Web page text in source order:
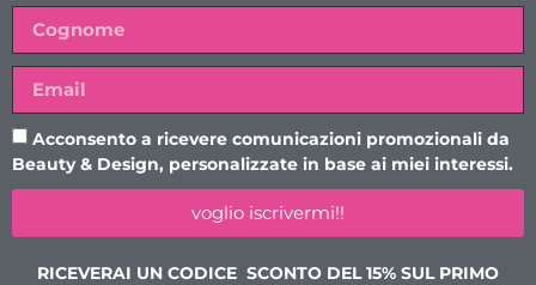
Acconsento a ricevere comunicazioni promozionali da
Beauty & Design, personalizzate in base ai miei interessi.
voglio iscrivermi!!
RICEVERAI UN CODICE SCONTO DEL 15% SUL PRIMO